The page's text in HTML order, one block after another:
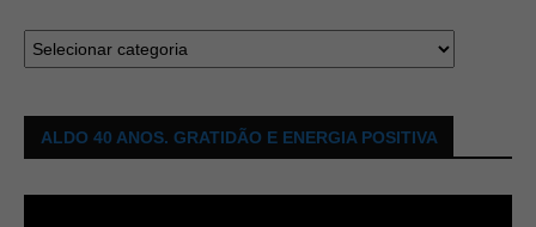
ALDO 40 ANOS. GRATIDÃO E ENERGIA POSITIVA